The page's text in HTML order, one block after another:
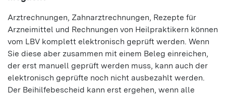
Arztrechnungen, Zahnarztrechnungen, Rezepte für
Arzneimittel und Rechnungen von Heilpraktikern können
vom LBV komplett elektronisch geprüft werden. Wenn
Sie diese aber zusammen mit einem Beleg einreichen,
der erst manuell geprüft werden muss, kann auch der
elektronisch geprüfte noch nicht ausbezahlt werden.
Der Beihilfebescheid kann erst ergehen, wenn alle